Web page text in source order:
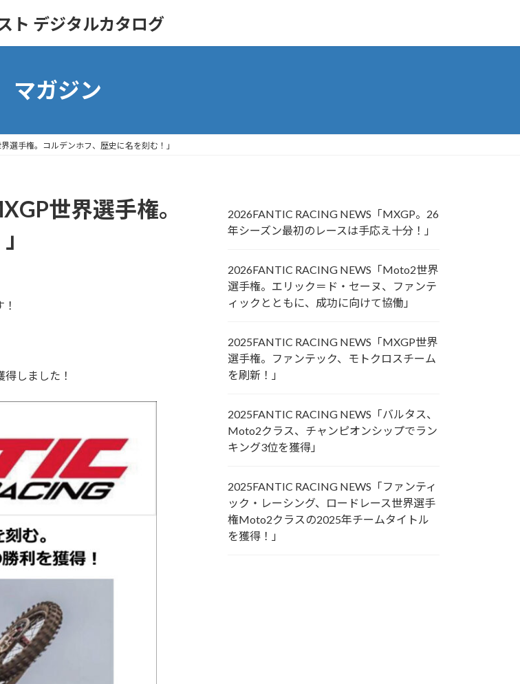
ト デジタルカタログ
マガジン
選手権。コルデンホフ、歴史に名を刻む！」
世界選手権。
しました！
2026FANTIC RACING NEWS「MXGP。26
年シーズン最初のレースは手応え十分！」
2026FANTIC RACING NEWS「Moto2世界
選手権。エリック＝ド・セーヌ、ファンテ
ィックとともに、成功に向けて協働」
2025FANTIC RACING NEWS「MXGP世界
選手権。ファンテック、モトクロスチーム
を刷新！」
2025FANTIC RACING NEWS「バルタス、
Moto2クラス、チャンピオンシップでラン
キング3位を獲得」
2025FANTIC RACING NEWS「ファンティ
ック・レーシング、ロードレース世界選手
権Moto2クラスの2025年チームタイトル
を獲得！」